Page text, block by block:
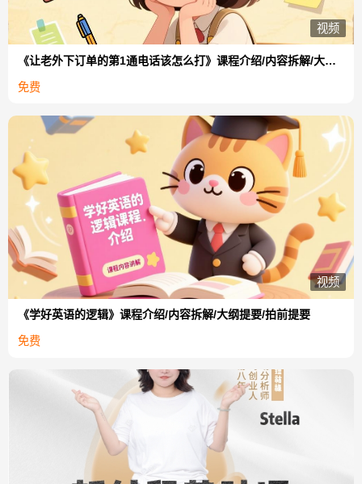
视频
《让老外下订单的第1通电话该怎么打》课程介绍/内容拆解/大纲提要/拍前提要
免费
视频
《学好英语的逻辑》课程介绍/内容拆解/大纲提要/拍前提要
免费